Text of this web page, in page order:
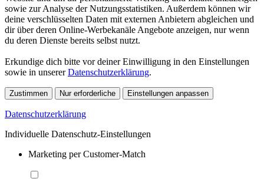
sowie zur Analyse der Nutzungsstatistiken. Außerdem können wir
deine verschlüsselten Daten mit externen Anbietern abgleichen und
dir über deren Online-Werbekanäle Angebote anzeigen, nur wenn
du deren Dienste bereits selbst nutzt.
Erkundige dich bitte vor deiner Einwilligung in den Einstellungen
sowie in unsererDatenschutzerklärung.
Zustimmen Nur erforderliche Einstellungen anpassen
Datenschutzerklärung
Individuelle Datenschutz-Einstellungen
Marketing per Customer-Match